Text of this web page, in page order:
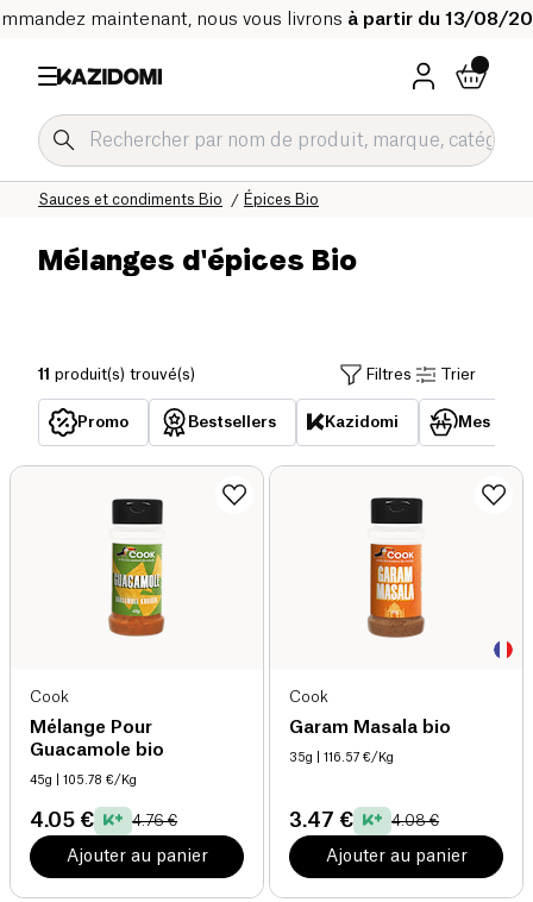
maintenant, nous vous livrons à partir du 13/08/
Épices Bio
Sauces et condiments Bio
Epicerie salée Bio
Notre catalogue bio
Accueil
Mélanges d'épices Bio
11 produit(s) trouvé(s) Filtres Trier
Promo Bestsellers Kazidomi Mes
Cook
Mélange Pour
Guacamole bio
45g | 105.78 €/Kg
4.05 € 4.76 €
Ajouter au panier
Cook
Garam Masala bio
35g | 116.57 €/Kg
3.47 € 4.08 €
Ajouter au panier